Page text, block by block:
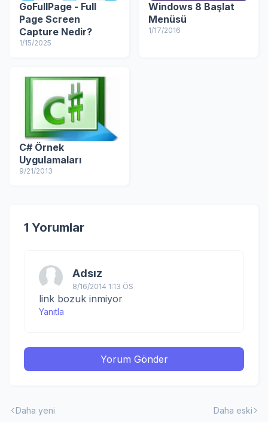
GoFullPage - Full
Page Screen
Capture Nedir?
1/15/2025
Windows 8 Başlat
Menüsü
1/17/2016
C# Örnek
Uygulamaları
9/21/2013
1 Yorumlar
Adsız
8/16/2014 1:13 ÖS
link bozuk inmiyor
Yanıtla
Yorum Gönder
Daha yeni Daha eski